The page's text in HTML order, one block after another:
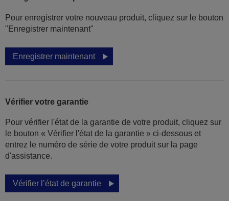
Pour enregistrer votre nouveau produit, cliquez sur le bouton
"Enregistrer maintenant"
Enregistrer maintenant
Vérifier votre garantie
Pour vérifier l'état de la garantie de votre produit, cliquez sur
le bouton « Vérifier l'état de la garantie » ci-dessous et
entrez le numéro de série de votre produit sur la page
d'assistance.
Vérifier l’état de garantie